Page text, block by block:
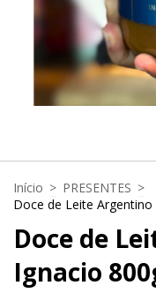
Início > PRESENTES >
Doce de Leite
Doce de
Ignacio